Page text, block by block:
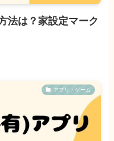
法は？家設定マーク
アプリ・ゲーム